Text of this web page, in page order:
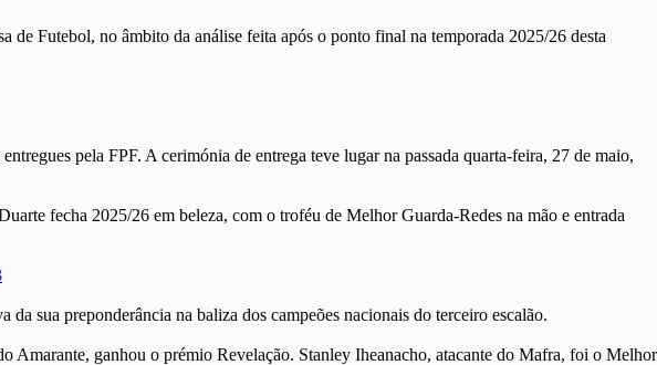
Futebol, no âmbito da análise feita após o ponto final na temporada 2025/26 desta
pela FPF. A cerimónia de entrega teve lugar na passada quarta-feira, 27 de maio,
fecha 2025/26 em beleza, com o troféu de Melhor Guarda-Redes na mão e entrada
sua preponderância na baliza dos campeões nacionais do terceiro escalão.
ganhou o prémio Revelação. Stanley Iheanacho, atacante do Mafra, foi o Melhor